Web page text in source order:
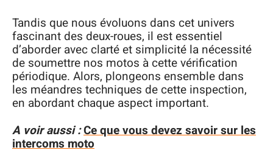
Tandis que nous évoluons dans cet univers
fascinant des deux-roues, il est essentiel
d’aborder avec clarté et simplicité la nécessité
de soumettre nos motos à cette vérification
périodique. Alors, plongeons ensemble dans
les méandres techniques de cette inspection,
en abordant chaque aspect important.
A voir aussi :Ce que vous devez savoir sur les
intercoms moto